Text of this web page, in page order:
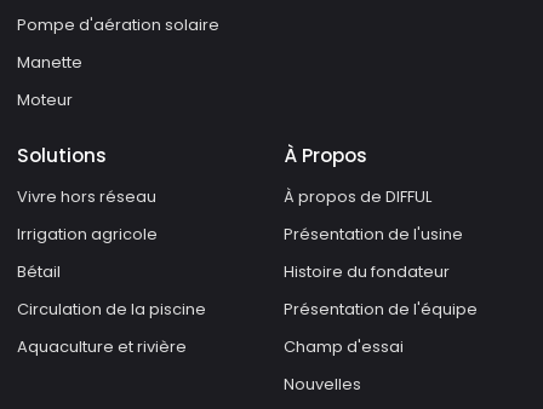
Pompe d'aération solaire
Manette
Moteur
Solutions
Vivre hors réseau
Irrigation agricole
Bétail
Circulation de la piscine
Aquaculture et rivière
À Propos
À propos de DIFFUL
Présentation de l'usine
Histoire du fondateur
Présentation de l'équipe
Champ d'essai
Nouvelles